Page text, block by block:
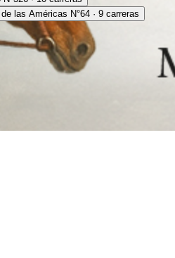
las Américas N°64 · 9 carreras